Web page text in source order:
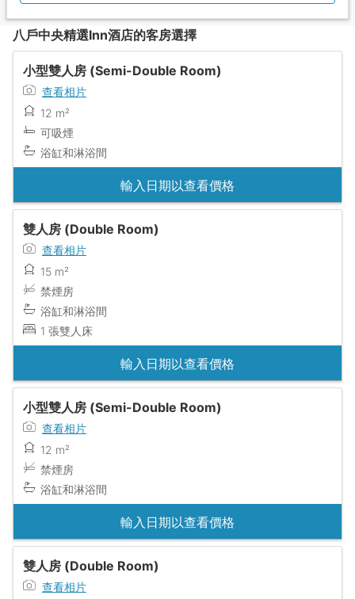
八戶中央精選Inn酒店的客房選擇
小型雙人房 (Semi-Double Room)
查看相片
12 m²
可吸煙
浴缸和淋浴間
輸入日期以查看價格
雙人房 (Double Room)
查看相片
15 m²
禁煙房
浴缸和淋浴間
1 張雙人床
輸入日期以查看價格
小型雙人房 (Semi-Double Room)
查看相片
12 m²
禁煙房
浴缸和淋浴間
輸入日期以查看價格
雙人房 (Double Room)
查看相片